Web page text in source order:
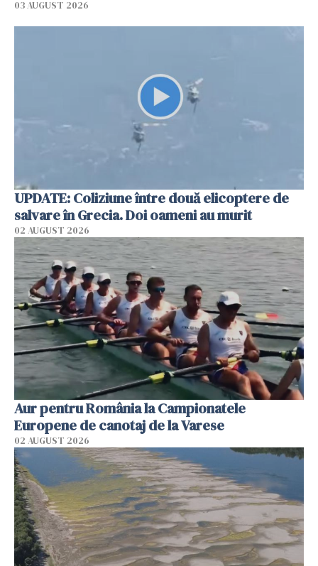
03 AUGUST 2026
UPDATE: Coliziune între două elicoptere de
salvare în Grecia. Doi oameni au murit
02 AUGUST 2026
Aur pentru România la Campionatele
Europene de canotaj de la Varese
02 AUGUST 2026